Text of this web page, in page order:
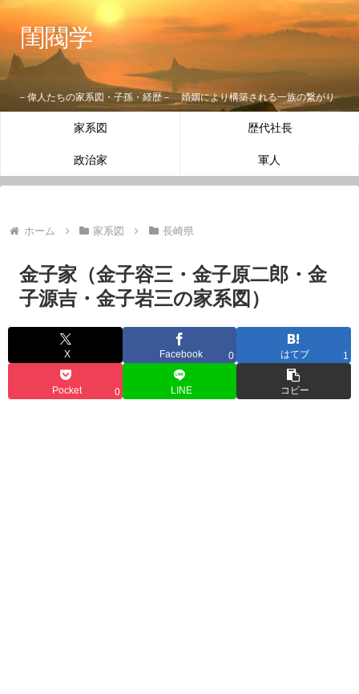
閨閥学
－偉人たちの家系図・子孫・経歴－ 婚姻により構築される一族の繋がり
家系図 歴代社長
政治家 軍人
ホーム 家系図 長崎県
金子家（金子容三・金子原二郎・金
子源吉・金子岩三の家系図）
X Facebook 0 はてブ 1
Pocket 0 LINE コピー